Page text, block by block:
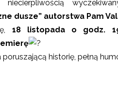
niecierpliwością
dusze” autorstwa Pam
18 listopada o godz.
historię, pełną